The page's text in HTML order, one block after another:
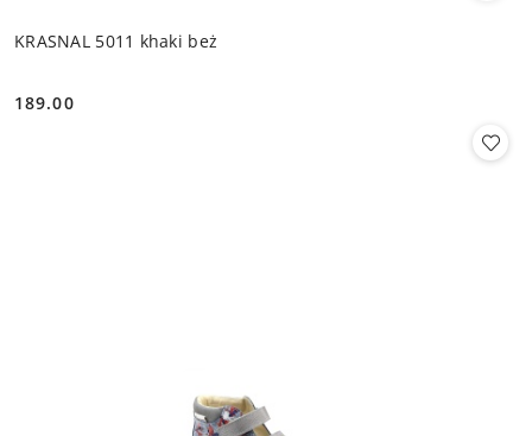
KRASNAL 5011 khaki beż
Cena:
189.00